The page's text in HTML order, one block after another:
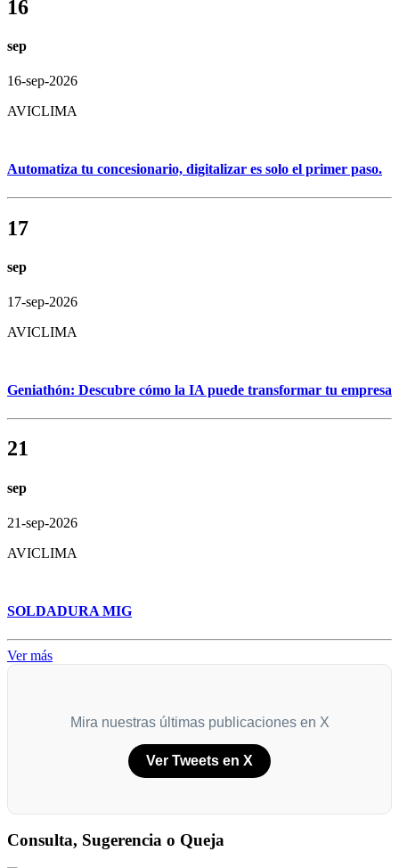
16
sep
16-sep-2026
AVICLIMA
Automatiza tu concesionario, digitalizar es solo el primer paso.
17
sep
17-sep-2026
AVICLIMA
Geniathón: Descubre cómo la IA puede transformar tu empresa
21
sep
21-sep-2026
AVICLIMA
SOLDADURA MIG
Ver más
Mira nuestras últimas publicaciones en X
Ver Tweets en X
Consulta, Sugerencia o Queja